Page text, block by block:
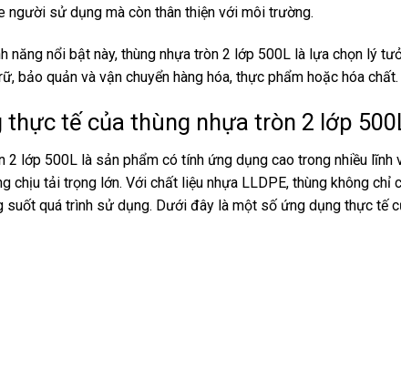
người sử dụng mà còn thân thiện với môi trường.
năng nổi bật này, thùng nhựa tròn 2 lớp 500L là lựa chọn lý
bảo quản và vận chuyển hàng hóa, thực phẩm hoặc hóa chất.
thực tế của thùng nhựa tròn 2 lớp
2 lớp 500L là sản phẩm có tính ứng dụng cao trong nhiều lĩnh
chịu tải trọng lớn. Với chất liệu nhựa LLDPE, thùng không chỉ
suốt quá trình sử dụng. Dưới đây là một số ứng dụng thực tế